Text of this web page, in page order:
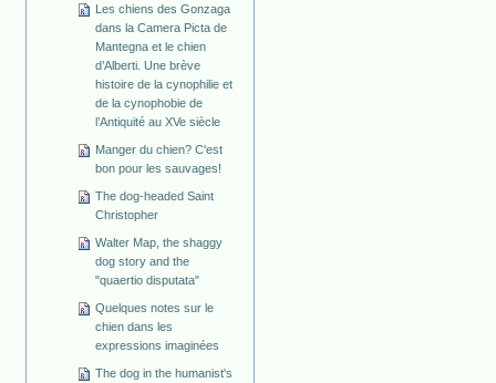
Les chiens des Gonzaga
dans la Camera Picta de
Mantegna et le chien
d’Alberti. Une brève
histoire de la cynophilie et
de la cynophobie de
l’Antiquité au XVe siècle
Manger du chien? C'est
bon pour les sauvages!
The dog-headed Saint
Christopher
Walter Map, the shaggy
dog story and the
"quaertio disputata"
Quelques notes sur le
chien dans les
expressions imaginées
The dog in the humanist's